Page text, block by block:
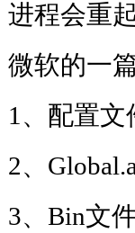
进程会重
微软的一
1、配置文
2、
3、Bin文